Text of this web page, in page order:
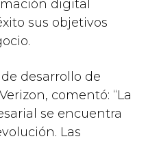
digital
sus objetivos
desarrollo de
comentó: “La
se encuentra
Las